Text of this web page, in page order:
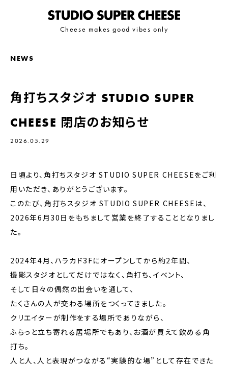
Cheese makes good vibes only
PHOTO
NEWS
角打ちスタジオ STUDIO SUPER
CHEESE 閉店のお知らせ
2026.05.29
日頃より、角打ちスタジオ STUDIO SUPER CHEESEをご利
用いただき、ありがとうございます。
このたび、角打ちスタジオ STUDIO SUPER CHEESEは、
2026年6月30日をもちまして営業を終了することとなりまし
た。
2024年4月、ハラカド3Fにオープンしてから約2年間、
撮影スタジオとしてだけではなく、角打ち、イベント、
そして日々の偶然の出会いを通して、
たくさんの人が交わる場所をつくってきました。
クリエイターが制作をする場所でありながら、
ふらっと立ち寄れる居場所でもあり、お酒が買えて飲める角
打ち。
人と人、人と表現がつながる“実験的な場”として存在できた